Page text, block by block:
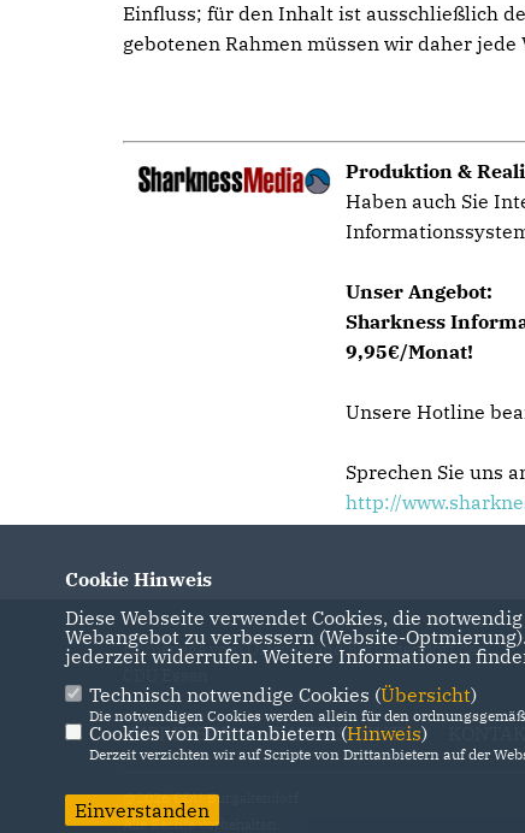
Einfluss; für den Inhalt ist ausschließlich
gebotenen Rahmen müssen wir daher
Produktion &
Haben auch Sie
Unser Angebot:
Sharkness
9,95€/Monat!
Unsere Hotline
Sprechen Sie uns
http://
Homepage vom Ortsverband Burgaltendorf der
IMPRESSUM DATENSCHUTZ
@2026 CDU Burgaltendorf
Alle Rechte vorbehalten.
Cookie Hinweis
Diese Webseite verwendet Cookies, die
Webangebot zu verbessern (Website-
jederzeit widerrufen. Weitere Informationen
Technisch notwendige Cookies (Übersicht)
Die notwendigen Cookies werden allein für den
Cookies von Drittanbietern (Hinweis)
Derzeit verzichten wir auf Scripte von Drittanbietern auf der
Einverstanden